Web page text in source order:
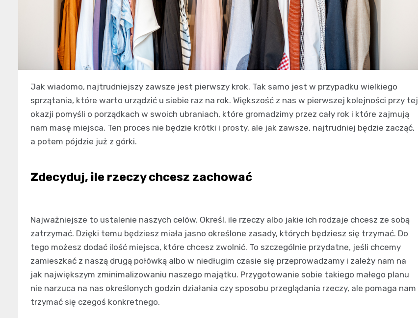
Jak wiadomo, najtrudniejszy zawsze jest pierwszy krok. Tak samo jest w przypadku wielkiego
sprzątania, które warto urządzić u siebie raz na rok. Większość z nas w pierwszej kolejności przy tej
okazji pomyśli o porządkach w swoich ubraniach, które gromadzimy przez cały rok i które zajmują
nam masę miejsca. Ten proces nie będzie krótki i prosty, ale jak zawsze, najtrudniej będzie zacząć,
a potem pójdzie już z górki.
Zdecyduj, ile rzeczy chcesz zachować
Najważniejsze to ustalenie naszych celów. Określ, ile rzeczy albo jakie ich rodzaje chcesz ze sobą
zatrzymać. Dzięki temu będziesz miała jasno określone zasady, których będziesz się trzymać. Do
tego możesz dodać ilość miejsca, które chcesz zwolnić. To szczególnie przydatne, jeśli chcemy
zamieszkać z naszą drugą połówką albo w niedługim czasie się przeprowadzamy i zależy nam na
jak największym zminimalizowaniu naszego majątku. Przygotowanie sobie takiego małego planu
nie narzuca na nas określonych godzin działania czy sposobu przeglądania rzeczy, ale pomaga nam
trzymać się czegoś konkretnego.